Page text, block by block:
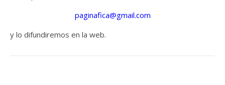
paginafica@gmail.com
y lo difundiremos en la web.